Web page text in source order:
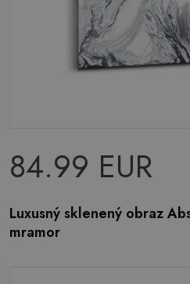
84.99 EUR
Luxusný sklenený obraz
mramor